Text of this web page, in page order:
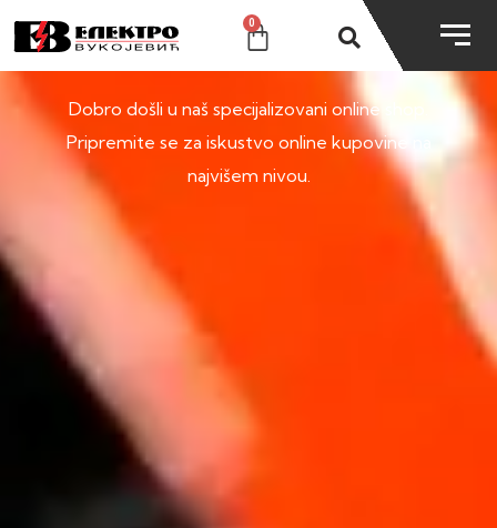
0
SHOP
Dobro došli u naš specijalizovani online shop.
Pripremite se za iskustvo online kupovine na
najvišem nivou.